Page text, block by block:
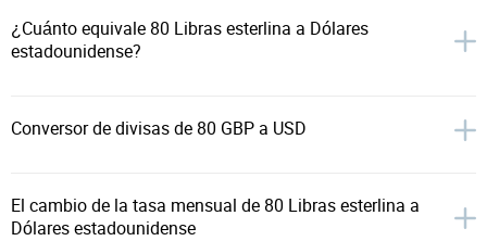
¿Cuánto equivale 80 Libras esterlina a Dólares
estadounidense?
Conversor de divisas de 80 GBP a USD
El cambio de la tasa mensual de 80 Libras esterlina a
Dólares estadounidense